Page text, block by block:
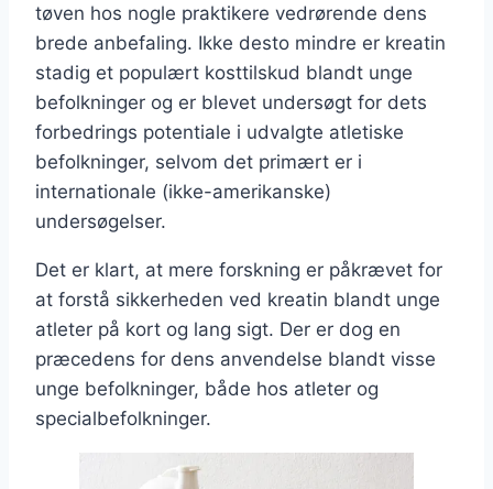
tøven hos nogle praktikere vedrørende dens
brede anbefaling. Ikke desto mindre er kreatin
stadig et populært kosttilskud blandt unge
befolkninger og er blevet undersøgt for dets
forbedrings potentiale i udvalgte atletiske
befolkninger, selvom det primært er i
internationale (ikke-amerikanske)
undersøgelser.
Det er klart, at mere forskning er påkrævet for
at forstå sikkerheden ved kreatin blandt unge
atleter på kort og lang sigt. Der er dog en
præcedens for dens anvendelse blandt visse
unge befolkninger, både hos atleter og
specialbefolkninger.